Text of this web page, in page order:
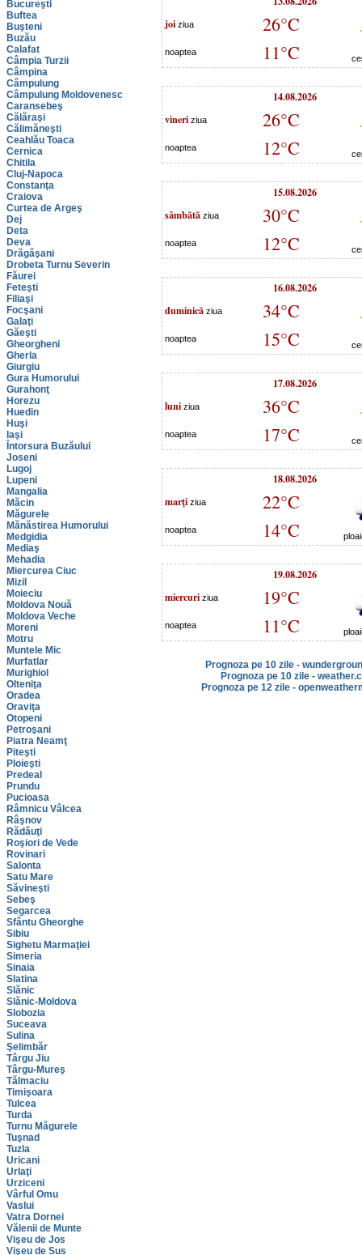
Bucureşti
Buftea
Buşteni
Buzău
Calafat
Câmpia Turzii
Câmpina
Câmpulung
Câmpulung Moldovenesc
Caransebeş
Călăraşi
Călimăneşti
Ceahlău Toaca
Cernica
Chitila
Cluj-Napoca
Constanţa
Craiova
Curtea de Argeş
Dej
Deta
Deva
Drăgăşani
Drobeta Turnu Severin
Făurei
Feteşti
Filiaşi
Focşani
Galaţi
Găeşti
Gheorgheni
Gherla
Giurgiu
Gura Humorului
Gurahonţ
Horezu
Huedin
Huşi
Iaşi
Întorsura Buzăului
Joseni
Lugoj
Lupeni
Mangalia
Măcin
Măgurele
Mănăstirea Humorului
Medgidia
Mediaş
Mehadia
Miercurea Ciuc
Mizil
Moieciu
Moldova Nouă
Moldova Veche
Moreni
Motru
Muntele Mic
Murfatlar
Murighiol
Olteniţa
Oradea
Oraviţa
Otopeni
Petroşani
Piatra Neamţ
Piteşti
Ploieşti
Predeal
Prundu
Pucioasa
Râmnicu Vâlcea
Râşnov
Rădăuţi
Roşiori de Vede
Rovinari
Salonta
Satu Mare
Săvineşti
Sebeş
Segarcea
Sfântu Gheorghe
Sibiu
Sighetu Marmaţiei
Simeria
Sinaia
Slatina
Slănic
Slănic-Moldova
Slobozia
Suceava
Sulina
Şelimbăr
Târgu Jiu
Târgu-Mureş
Tălmaciu
Timişoara
Tulcea
Turda
Turnu Măgurele
Tuşnad
Tuzla
Uricani
Urlaţi
Urziceni
Vârful Omu
Vaslui
Vatra Dornei
Vălenii de Munte
Vişeu de Jos
Vişeu de Sus
joi ziua 26°C
noaptea 11°C
14.08.2026
vineri ziua 26°C
noaptea 12°C
15.08.2026
sâmbătă ziua 30°C
noaptea 12°C
16.08.2026
duminică ziua 34°C
noaptea 15°C
17.08.2026
luni ziua 36°C
noaptea 17°C
18.08.2026
marţi ziua 22°C
noaptea 14°C
19.08.2026
miercuri ziua 19°C
noaptea 11°C
Prognoza pe 10 zile -
Prognoza pe 10 zile -
Prognoza pe 12 zile -